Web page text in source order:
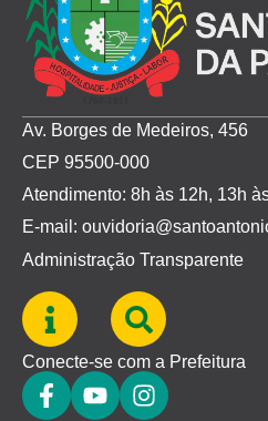
Av. Borges de Medeiros, 456
CEP 95500-000
Atendimento: 8h às 12h, 13h
E-mail:
Administração Transparente
Conecte-se com a Prefeitura